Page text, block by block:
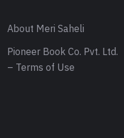
About Meri Saheli
Pioneer Book Co. Pvt. Ltd.
– Terms of Use